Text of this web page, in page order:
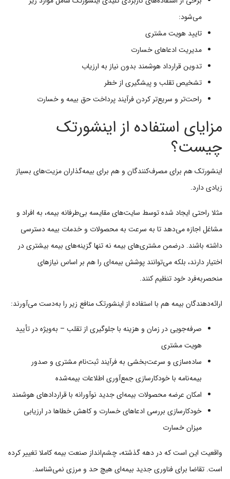
می‌شود:
تایید هویت مشتری
مدیریت ادعاهای خسارت
تدوین قرارداد هوشمند بدون نیاز به ارزیاب
تشخیص تقلب و پیشگیری از خطر
راحت‌تر و سریع‌تر کردن فرآیند پرداخت حق بیمه و خسارت
مزایای استفاده از اینشورتک
چیست؟
اینشورتک هم برای مصرف‌کنندگان و هم برای بیمه‌گذاران مزیت‌های بسیاز
زیادی دارد.
مثلا راحتی ایجاد شده توسط سایت‌های مقایسه بی‌طرفانه بیمه، به افراد و
مشاغل اجازه می‌دهد تا به سرعت به محصولات و خدمات بیمه دسترسی
داشته باشند. درضمن مشتری‌های بیمه نه تنها گزینه‌های بیمه بیشتری در
اختیار دارند، بلکه می‌توانند پوشش بیمه‌ای را هم بر اساس نیازهای
منحصر‌به‌فرد خود تنظیم کنند.
ارائه‌دهندگان بیمه هم با استفاده از اینشورتک منافع زیر را به‌دست می‌آورند:
صرفه‌جویی در زمان و هزینه با جلوگیری از تقلب – به‌ویژه در تأیید
هویت مشتری
ساده‌سازی و سرعت‌بخشی به فرآیند ثبت‌نام مشتری و صدور
بیمه‌نامه با خودکارسازی جمع‌آوری اطلاعات بیمه‌شده
امکان عرضه محصولات بیمه‌ای جدید نوآورانه با قراردادهای هوشمند
خودکارسازی بررسی ادعاهای خسارت و کاهش خطاها در ارزیابی
میزان خسارت
واقعیت این است که در دهه گذشته، چشم‌انداز صنعت بیمه کاملا تغییر کرده
است. تقاضا برای فناوری جدید بیمه‌ای هیچ حد و مرزی نمی‌شناسد.